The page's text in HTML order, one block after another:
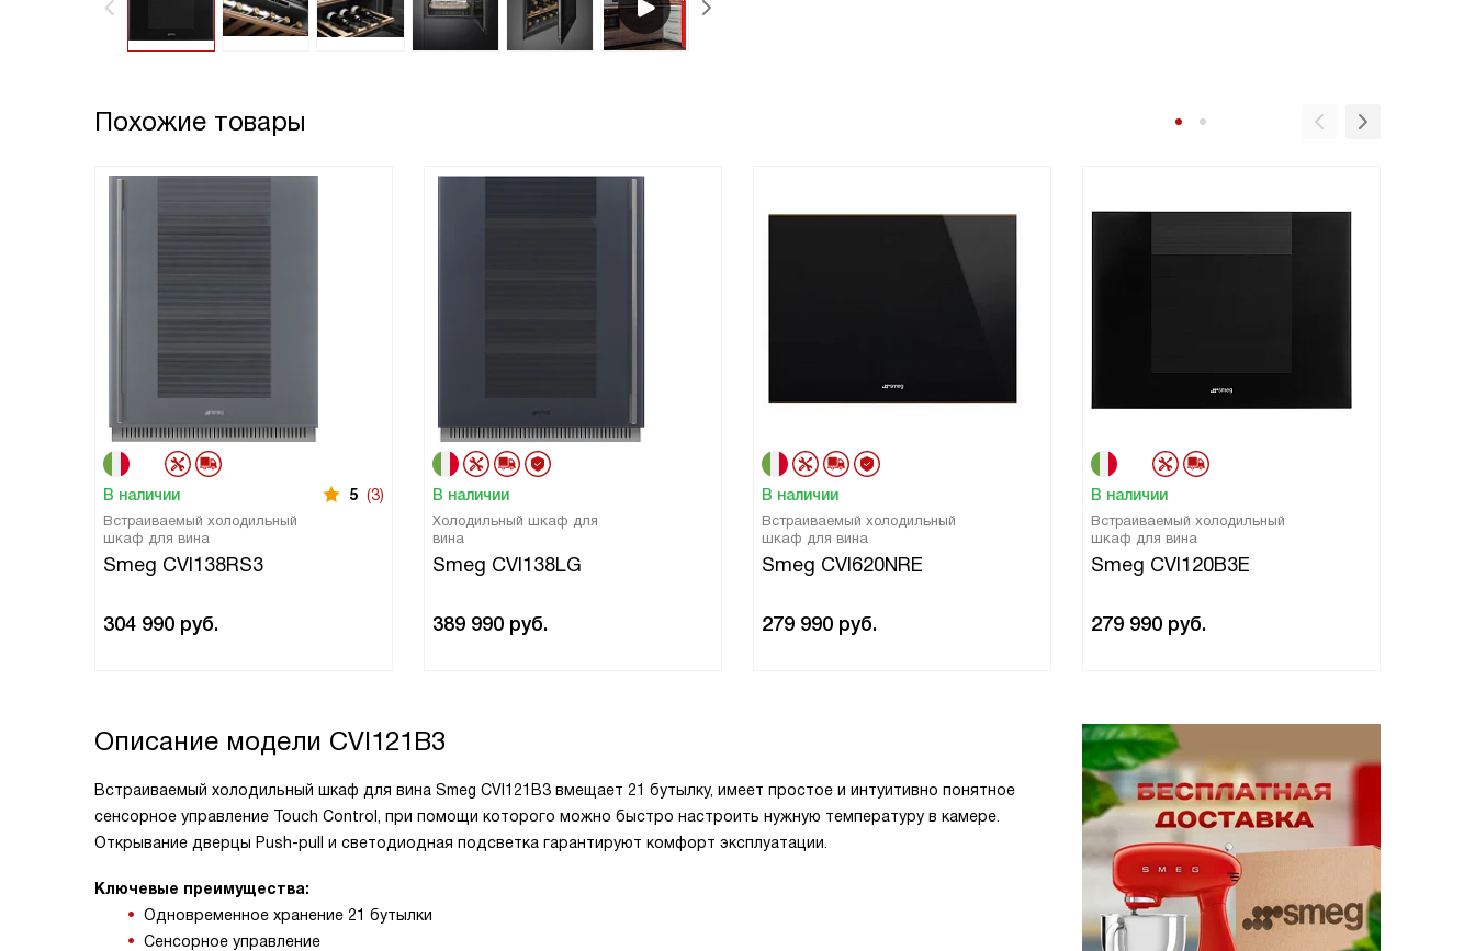
Похожие товары
В наличии 5 (3)
Встраиваемый холодильный
шкаф для вина
Smeg CVI138RS3
304 990 руб.
В наличии
Холодильный шкаф для
вина
Smeg CVI138LG
389 990 руб.
В наличии
Встраиваемый холодильный
шкаф для вина
Smeg CVI620NRE
279 990 руб.
В наличии
Встраиваемый холодильный
шкаф для вина
Smeg CVI120B3E
279 990 руб.
Описание модели CVI121B3
Встраиваемый холодильный шкаф для вина Smeg CVI121B3 вмещает 21 бутылку, имеет простое и интуитивно понятное
сенсорное управление Touch Control, при помощи которого можно быстро настроить нужную температуру в камере.
Открывание дверцы Push-pull и светодиодная подсветка гарантируют комфорт эксплуатации.
Ключевые преимущества:
Одновременное хранение 21 бутылки
Сенсорное управление